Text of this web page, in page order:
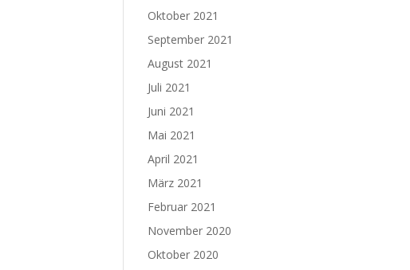
Oktober 2021
September 2021
August 2021
Juli 2021
Juni 2021
Mai 2021
April 2021
März 2021
Februar 2021
November 2020
Oktober 2020